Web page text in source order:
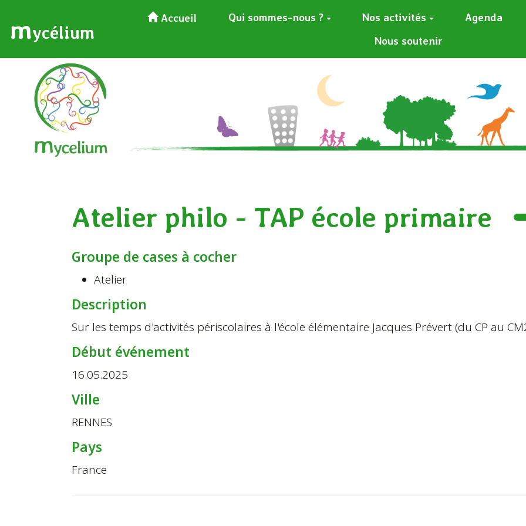
mycélium
Accueil Qui sommes-nous ? Nos activités
Agenda
Nous soutenir
Atelier philo - TAP école primaire
Groupe de cases à cocher
Atelier
Description
Sur les temps d'activités périscolaires à l'école élémentaire Jacques Prévert (du CP au
Début événement
16.05.2025
Ville
RENNES
Pays
France